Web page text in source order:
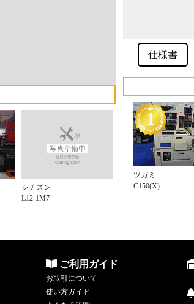
シチズン
L12-1M7
仕様書
ツガミ
C150(X)
ご利用ガイド
お取引について
使い方ガイド